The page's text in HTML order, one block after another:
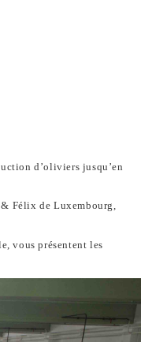
d’oliviers jusqu’en
& Félix de Luxembourg,
vous présentent les